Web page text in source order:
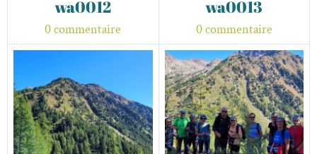
wa0012
0 commentaire
wa0013
0 commentaire